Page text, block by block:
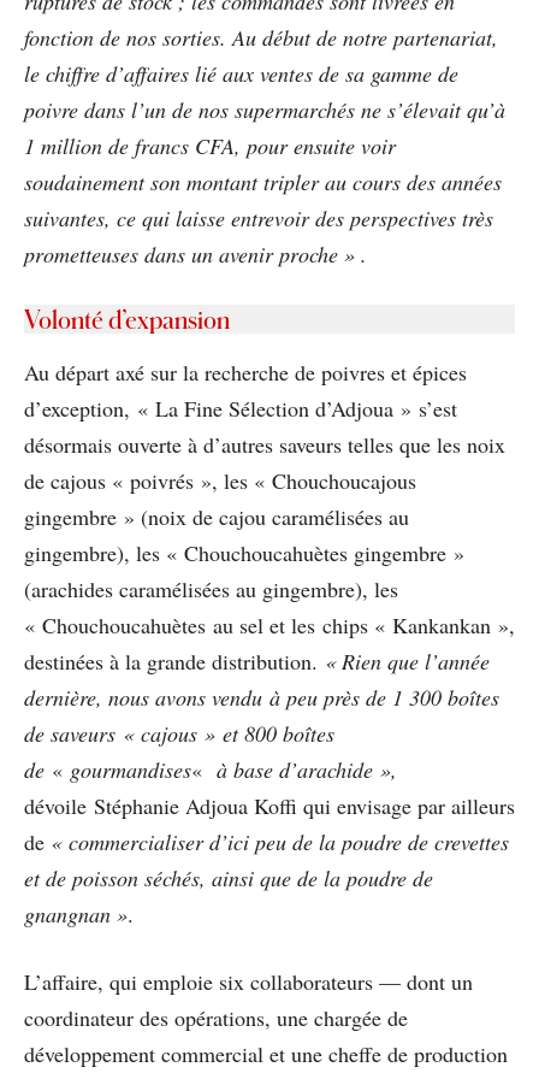
fonction de nos sorties. Au début de notre partenariat,
le chiffre d’affaires lié aux ventes de sa gamme de
poivre dans l’un de nos supermarchés ne s’élevait qu’à
1 million de francs CFA, pour ensuite voir
soudainement son montant tripler au cours des années
suivantes, ce qui laisse entrevoir des perspectives très
prometteuses dans un avenir proche » .
Volonté d’expansion
Au départ axé sur la recherche de poivres et épices
d’exception, « La Fine Sélection d’Adjoua » s’est
désormais ouverte à d’autres saveurs telles que les noix
de cajous « poivrés », les « Chouchoucajous
gingembre » (noix de cajou caramélisées au
gingembre), les « Chouchoucahuètes gingembre »
(arachides caramélisées au gingembre), les
« Chouchoucahuètes au sel et les chips « Kankankan »,
destinées à la grande distribution. « Rien que l’année
dernière, nous avons vendu à peu près de 1 300 boîtes
de saveurs « cajous » et 800 boîtes
de « gourmandises« à base d’arachide »,
dévoile Stéphanie Adjoua Koffi qui envisage par ailleurs
de « commercialiser d’ici peu de la poudre de crevettes
et de poisson séchés, ainsi que de la poudre de
gnangnan ».
L’affaire, qui emploie six collaborateurs — dont un
coordinateur des opérations, une chargée de
développement commercial et une cheffe de production